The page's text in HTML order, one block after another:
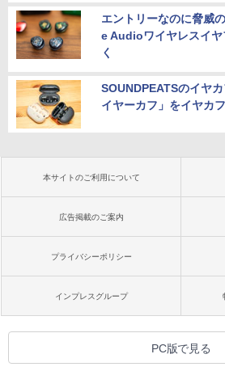
エントリーなのに脅威
e Audioワイヤレスイ
く
SOUNDPEATSのイヤ
イヤーカフ」をイヤカ
本サイトのご利用について
広告掲載のご案内
プライバシーポリシー
インプレスグループ
PC版で見る